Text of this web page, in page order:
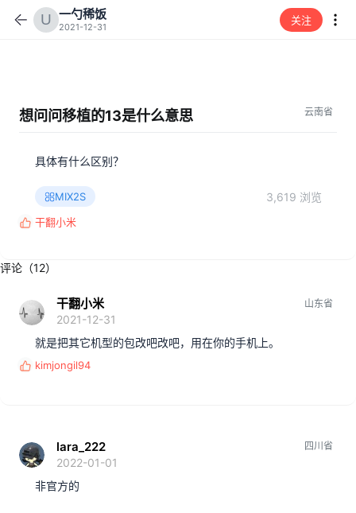
一勺稀饭
2021-12-31
关注
想问问移植的13是什么意思 云南省
具体有什么区别？
MIX2S 3,619 浏览
反 干翻小米
评论（12）
干翻小米
2021-12-31
山东省
就是把其它机型的包改吧改吧，用在你的手机上。
反 kimjongil94
lara_222
2022-01-01
四川省
非官方的